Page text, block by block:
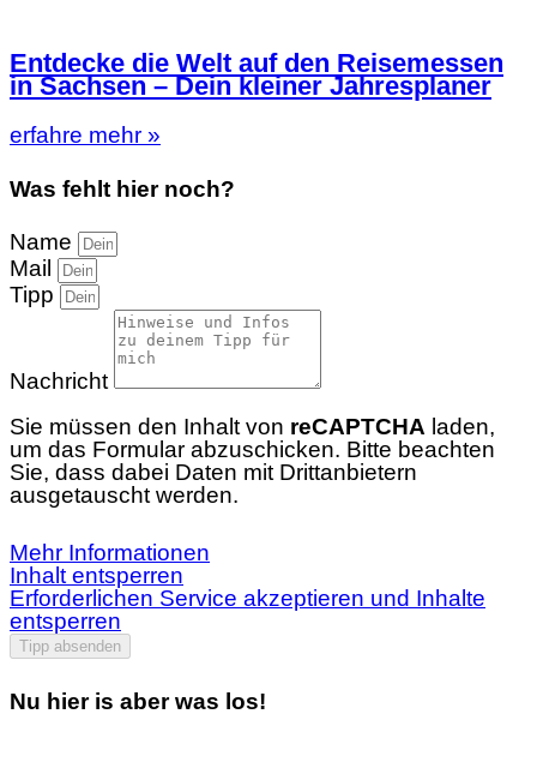
Entdecke die Welt auf den Reisemessen
in Sachsen – Dein kleiner Jahresplaner
erfahre mehr »
Was fehlt hier noch?
Name
Mail
Tipp
Nachricht
Sie müssen den Inhalt von reCAPTCHA laden,
um das Formular abzuschicken. Bitte beachten
Sie, dass dabei Daten mit Drittanbietern
ausgetauscht werden.
Mehr Informationen
Inhalt entsperren
Erforderlichen Service akzeptieren und Inhalte
entsperren
Tipp absenden
Nu hier is aber was los!